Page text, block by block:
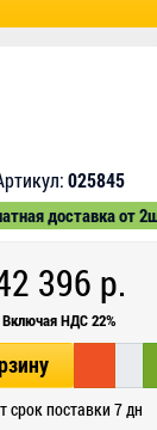
025845
доставка от
396 р.
Включая НДС 22%
срок поставки 7 дн